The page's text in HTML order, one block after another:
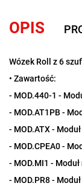
OPIS
Wózek Roll z 6
• Zawartość:
- MOD.440-1 -
- MOD.AT1PB -
- MOD.ATX -
- MOD.CPEA0 -
- MOD.MI1 -
- MOD.PR8 -